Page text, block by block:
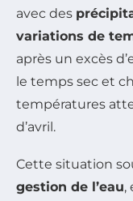
avec des
variations de
après un excès
le temps sec et
températures
d’avril.
Cette situation
gestion de l’eau,